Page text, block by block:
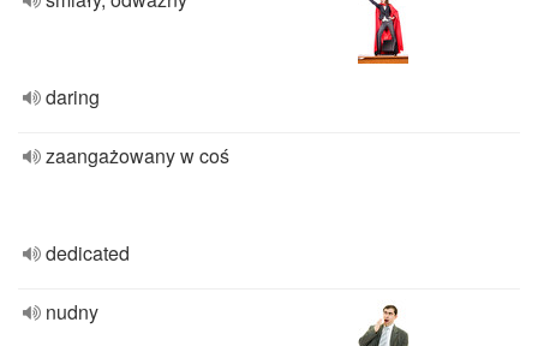
daring
zaangażowany w coś
dedicated
nudny